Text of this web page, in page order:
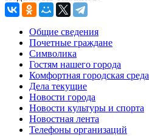
Общие сведения
Почетные граждане
Символика
Гостям нашего города
Комфортная городская среда
Дела текущие
Новости города
Новости культуры и спорта
Новостная лента
Телефоны организаций